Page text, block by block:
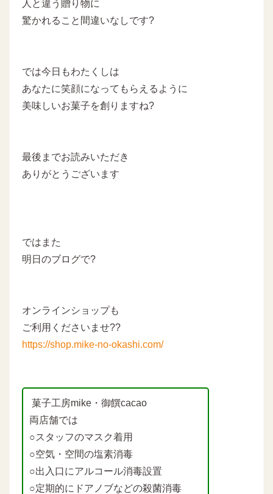
人と違う贈り物に
驚かれること間違いなしです?
では今日もわたくしは
あなたに笑顔になってもらえるように
美味しいお菓子を創りますね?
最後までお読みいただき
ありがとうございます
ではまた
明日のブログで?
オンラインショップも
ご利用くださいませ??
https://shop.mike-no-okashi.com/
菓子工房mike・御饌cacao
両店舗では
○スタッフのマスク着用
○空気・空間の塩素消毒
○出入口にアルコール消毒設置
○定期的にドアノブなどの殺菌消毒